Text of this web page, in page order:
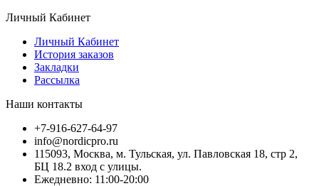
Личный Кабинет
Личный Кабинет
История заказов
Закладки
Рассылка
Наши контакты
+7-916-627-64-97
info@nordicpro.ru
115093, Москва, м. Тульская, ул. Павловская 18, стр 2,
БЦ 18.2 вход с улицы.
Ежедневно: 11:00-20:00